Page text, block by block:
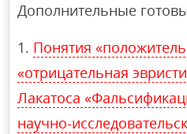
Дополнительные
Понятия
«отрицательная
Лакатоса
научно-